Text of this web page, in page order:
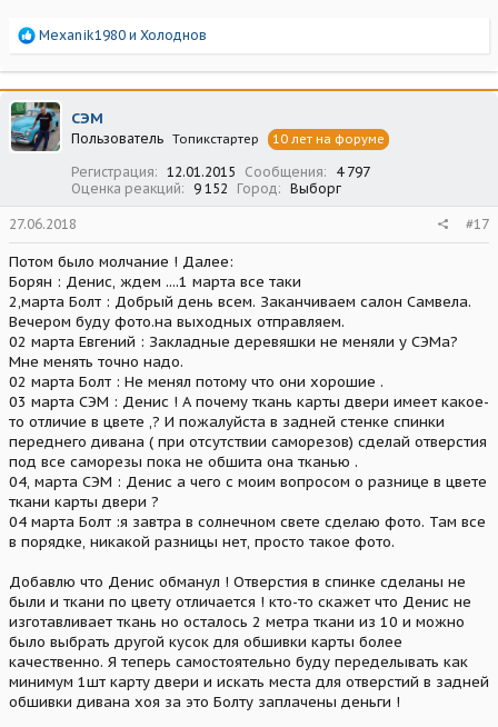
Р
а
к
ц
и
и
Mexanik1980 и Холоднов
СЭМ
Пользователь Топикстартер 10 лет на форуме
Регистрация 12.01.2015 Сообщения
4 797
Оценка реакций
9 152 Город Выборг
27.06.2018 #17
Потом было молчание ! Далее:
Борян : Денис, ждем ....1 марта все таки
2,марта Болт : Добрый день всем. Заканчиваем салон Самвела.
Вечером буду фото.на выходных отправляем.
02 марта Евгений : Закладные деревяшки не меняли у СЭМа?
Мне менять точно надо.
02 марта Болт : Не менял потому что они хорошие .
03 марта СЭМ : Денис ! А почему ткань карты двери имеет какое-
то отличие в цвете ,? И пожалуйста в задней стенке спинки
переднего дивана ( при отсутствии саморезов) сделай отверстия
под все саморезы пока не обшита она тканью .
04, марта СЭМ : Денис а чего с моим вопросом о разнице в цвете
ткани карты двери ?
04 марта Болт :я завтра в солнечном свете сделаю фото. Там все
в порядке, никакой разницы нет, просто такое фото.
Добавлю что Денис обманул ! Отверстия в спинке сделаны не
были и ткани по цвету отличается ! кто-то скажет что Денис не
изготавливает ткань но осталось 2 метра ткани из 10 и можно
было выбрать другой кусок для обшивки карты более
качественно. Я теперь самостоятельно буду переделывать как
минимум 1шт карту двери и искать места для отверстий в задней
обшивки дивана хоя за это Болту заплачены деньги !